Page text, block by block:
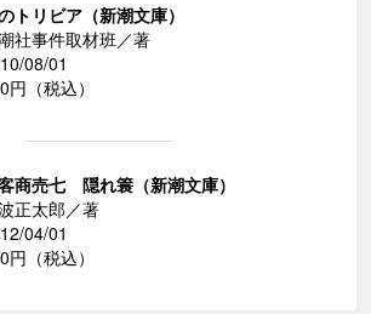
トリビア（新潮文庫）
社事件取材班／著
08/01
円（税込）
商売七 隠れ簑（新潮文庫）
正太郎／著
04/01
円（税込）